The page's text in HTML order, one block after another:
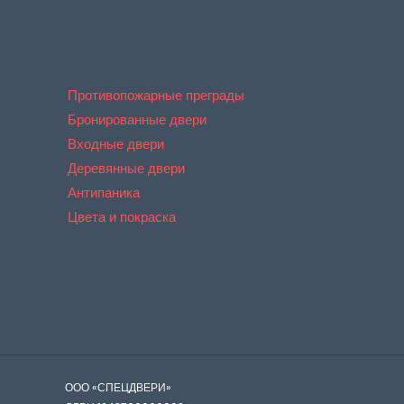
Противопожарные преграды
Бронированные двери
Входные двери
Деревянные двери
Антипаника
Цвета и покраска
ООО «СПЕЦДВЕРИ»